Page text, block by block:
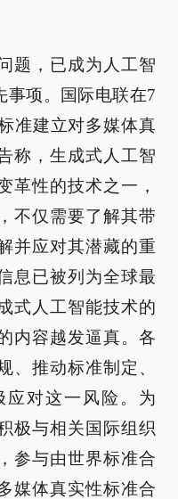
题，已成为人工智
事项。国际电联在7
准建立对多媒体真
称，生成式人工智
革性的技术之一，
不仅需要了解其带
并应对其潜藏的重
息已被列为全球最
式人工智能技术的
内容越发逼真。各
、推动标准制定、
对这一风险。为
极与相关国际组织
参与由世界标准合
媒体真实性标准合